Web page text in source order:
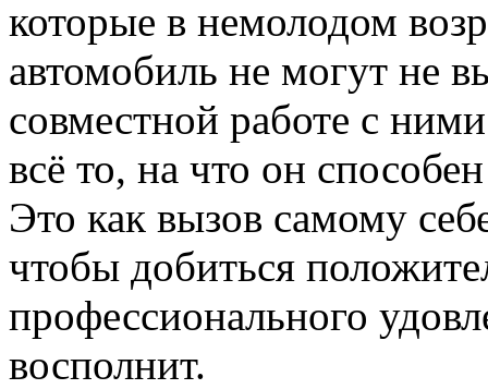
которые в немолодом
автомобиль не могут не
совместной работе с
всё то, на что он
Это как вызов самому
чтобы добиться
профессионального
восполнит.